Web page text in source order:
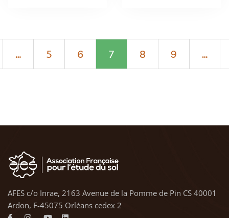
… 5 6 7 8 9 …
AFES c/o Inrae, 2163 Avenue de la Pomme de Pin CS 40001
Ardon, F-45075 Orléans cedex 2